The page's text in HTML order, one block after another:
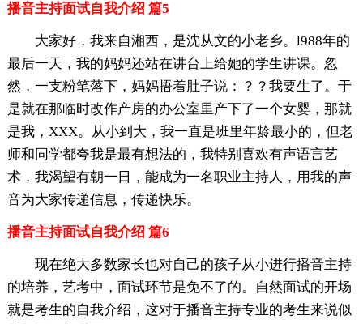
播音主持面试自我介绍 篇5
大家好，我来自湘西，是沈从文的小老乡。l988年的
最后一天，我的妈妈还站在讲台上给她的学生讲课。忽
然，一支粉笔落下，妈妈捂着肚子说：？？我要生了。于
是就在那临时改作产房的办公室里产下了一个女婴，那就
是我，XXX。从小到大，我一直是班里年龄最小的，但老
师和同学都夸我是最有想法的，我特别喜欢有声语言艺
术，我渴望有朝一日，能成为一名职业主持人，用我的声
音为大家传递信息，传递快乐。
播音主持面试自我介绍 篇6
现在绝大多数家长也对自己的孩子从小进行播音主持
的培养，艺考中，面试环节是免不了的。自然面试的开场
就是考生的自我介绍，这对于播音主持专业的考生来说似